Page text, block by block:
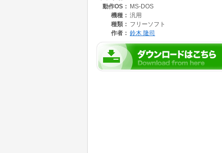
７） 式を評価する( expr )ことができる。
８） 環境変数に、標準入力から取り込む(
９） 特殊変数、$* $# $? をサポートして
・GOSUB ～ RETURN 関係 gosub,return
・WHILE ～ ENDWH 関係
・IF ～ ELSE 関係 _if, _else,_endif
動作OS： MS-DOS
機種： 汎用
種類： フリーソフト
作者： 鈴木 隆司